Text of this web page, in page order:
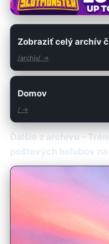
Zobraziť celý archív
/archiv/ →
Domov
/ →
Ďalšie z archívu –
poštových holubov